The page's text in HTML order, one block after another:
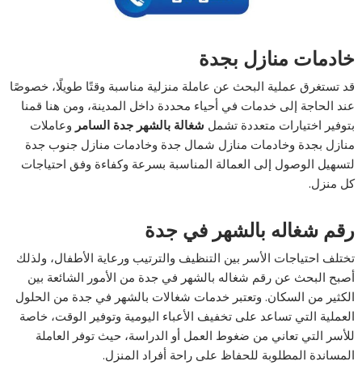
خادمات منازل بجدة
قد تستغرق عملية البحث عن عاملة منزلية مناسبة وقتًا طويلًا، خصوصًا
عند الحاجة إلى خدمات في أحياء محددة داخل المدينة، ومن هنا قمنا
بتوفير اختيارات متعددة تشمل شغالة بالشهر جدة السامر وعاملات
منازل بجدة وخادمات منازل شمال جدة وخادمات منازل جنوب جدة
لتسهيل الوصول إلى العمالة المناسبة بسرعة وكفاءة وفق احتياجات
كل منزل.
رقم شغاله بالشهر في جدة
تختلف احتياجات الأسر بين التنظيف والترتيب ورعاية الأطفال، ولذلك
أصبح البحث عن رقم شغاله بالشهر في جدة من الأمور الشائعة بين
الكثير من السكان. وتعتبر خدمات شغالات بالشهر في جدة من الحلول
العملية التي تساعد على تخفيف الأعباء اليومية وتوفير الوقت، خاصة
للأسر التي تعاني من ضغوط العمل أو الدراسة، حيث توفر العاملة
المساندة المطلوبة للحفاظ على راحة أفراد المنزل.